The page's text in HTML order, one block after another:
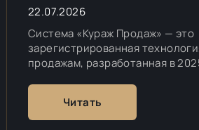
22.07.2026
Система «Кураж Продаж» — это
зарегистрированная
продажам, разработанная в
Читать